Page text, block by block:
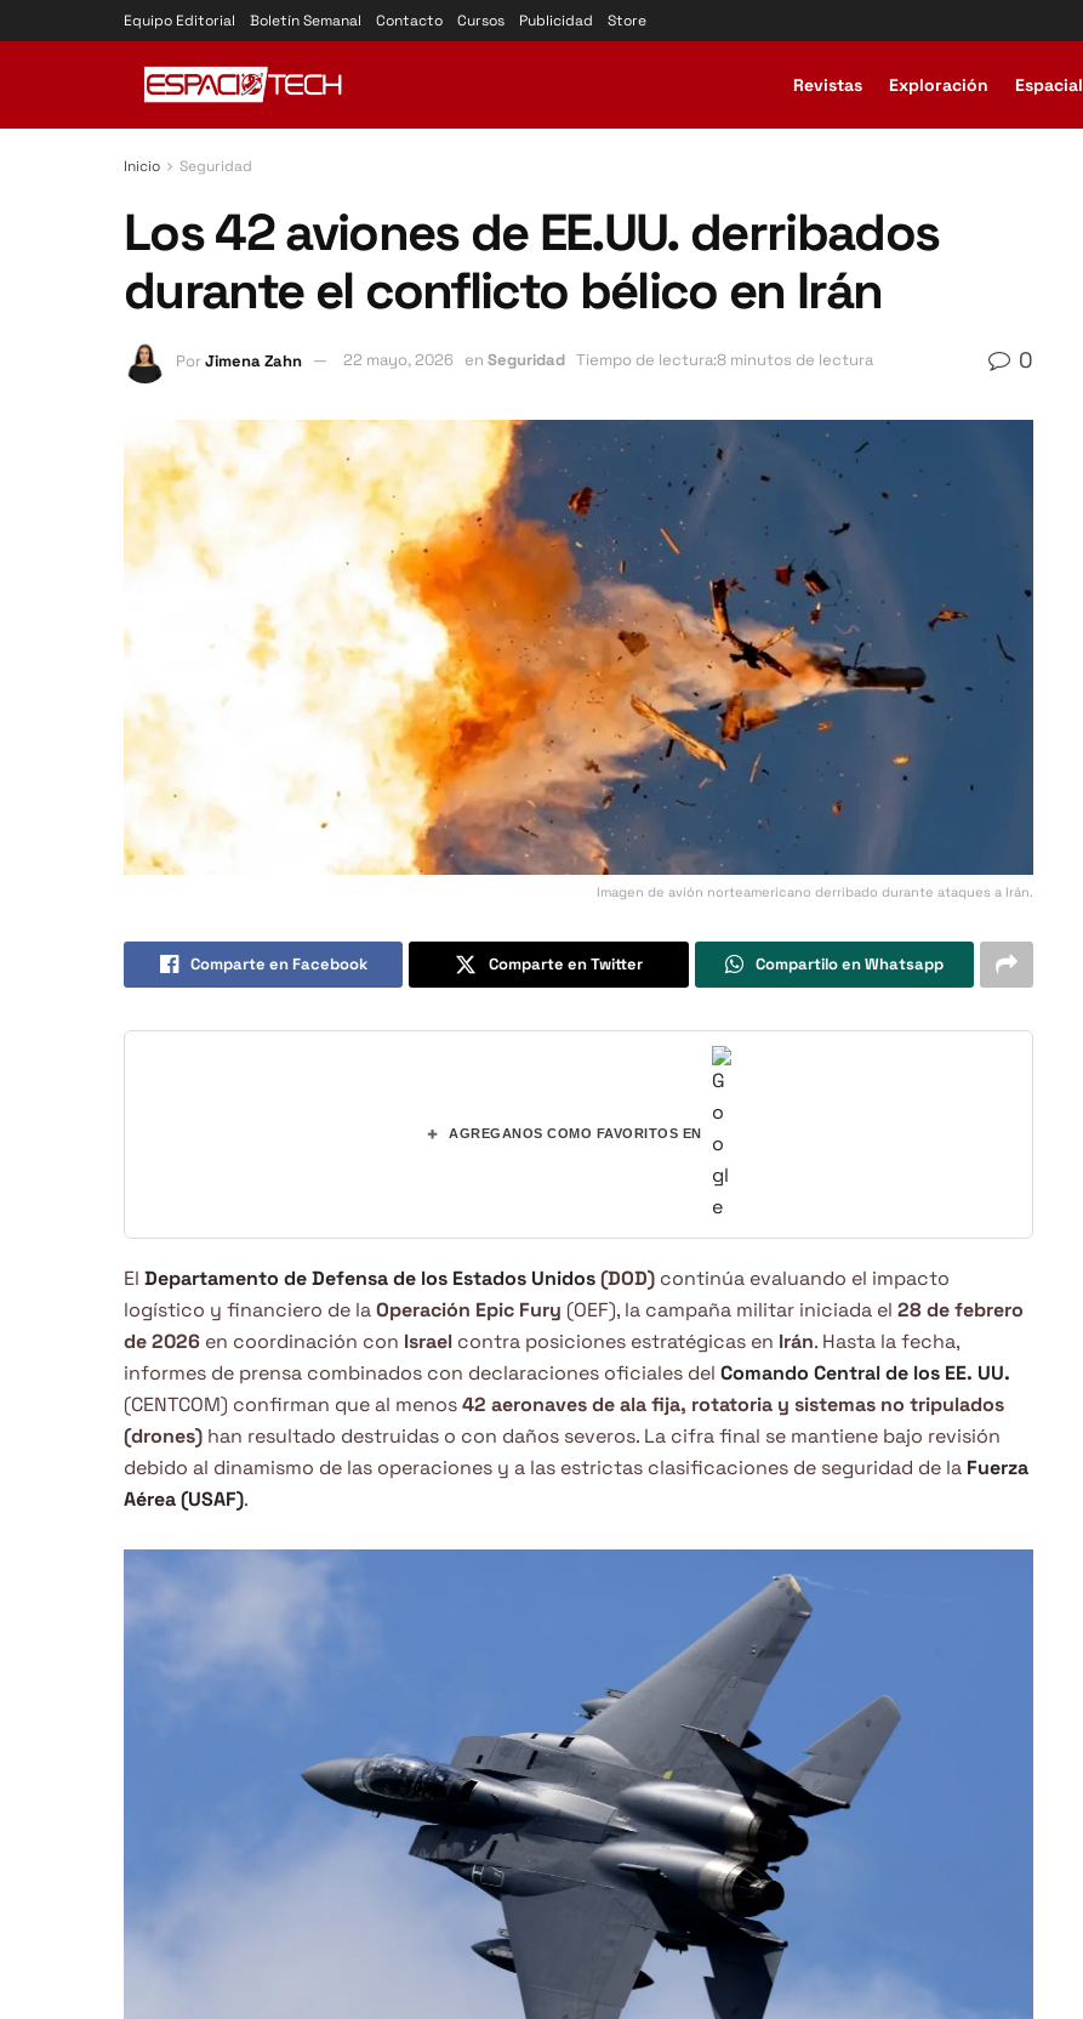
Equipo Editorial Boletín Semanal Contacto Cursos Publicidad Store
Revistas Exploración Espacial
Inicio Seguridad
Los 42 aviones de EE.UU. derribados
durante el conflicto bélico en Irán
PorJimena Zahn 22 mayo, 2026 en Seguridad Tiempo de lectura:8 minutos de lectura 0
Imagen de avión norteamericano derribado durante ataques a Irán.
Comparte en Facebook Comparte en Twitter Compartilo en Whatsapp
+ AGREGANOS COMO FAVORITOS EN
El Departamento de Defensa de los Estados Unidos(DOD) continúa evaluando el impacto
logístico y financiero de laOperación Epic Fury (OEF), la campaña militar iniciada el 28 de febrero
de 2026 en coordinación con Israel contra posiciones estratégicas en Irán. Hasta la fecha,
informes de prensa combinados con declaraciones oficiales del Comando Central de los EE. UU.
(CENTCOM) confirman que al menos42 aeronaves de ala fija, rotatoria y sistemas no tripulados
(drones) han resultado destruidas o con daños severos. La cifra final se mantiene bajo revisión
debido al dinamismo de las operaciones y a las estrictas clasificaciones de seguridad de la Fuerza
Aérea (USAF).